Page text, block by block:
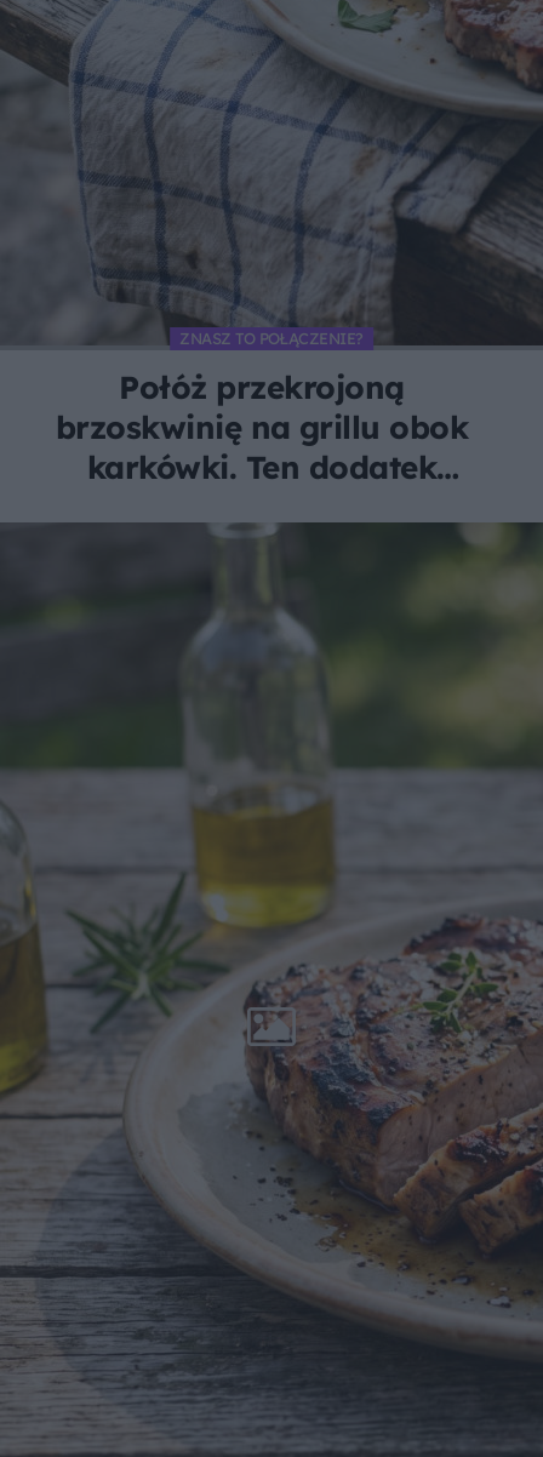
ZNASZ TO POŁĄCZENIE?
Połóż przekrojoną
brzoskwinię na grillu obok
karkówki. Ten dodatek